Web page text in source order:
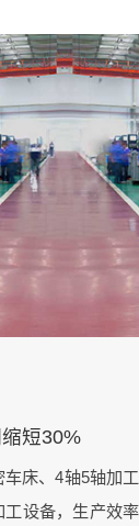
短30%
床、4轴5轴加
设备，生产效率